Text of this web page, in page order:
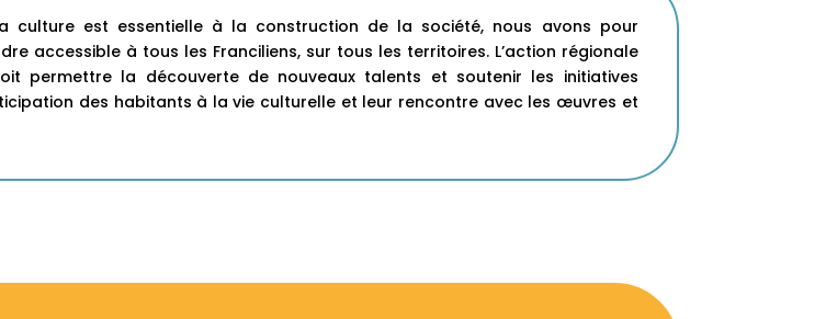
culture est essentielle à la construction de la société, nous avons pour
accessible à tous les Franciliens, sur tous les territoires. L’action régionale
permettre la découverte de nouveaux talents et soutenir les initiatives
des habitants à la vie culturelle et leur rencontre avec les œuvres et